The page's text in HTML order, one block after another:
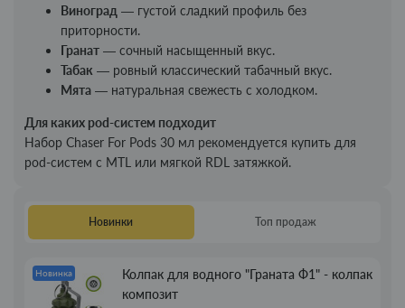
Виноград — густой сладкий профиль без
приторности.
Гранат — сочный насыщенный вкус.
Табак — ровный классический табачный вкус.
Мята — натуральная свежесть с холодком.
Для каких pod-систем подходит
Набор Chaser For Pods 30 мл рекомендуется купить для
pod-систем с MTL или мягкой RDL затяжкой.
Новинки Топ продаж
Новинка
Колпак для водного "Граната Ф1" - колпак
композит